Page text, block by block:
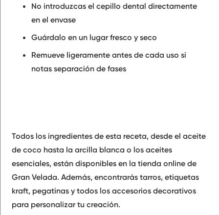
No introduzcas el cepillo dental directamente
en el envase
Guárdalo en un lugar fresco y seco
Remueve ligeramente antes de cada uso si
notas separación de fases
Todos los ingredientes de esta receta, desde el aceite
de coco hasta la arcilla blanca o los aceites
esenciales, están disponibles en la tienda online de
Gran Velada. Además, encontrarás tarros, etiquetas
kraft, pegatinas y todos los accesorios decorativos
para personalizar tu creación.